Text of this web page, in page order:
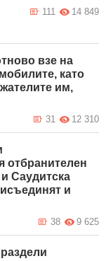
14 849
111
взе на
като
им,
12 310
31
отбранителен
Саудитска
и
9 625
38